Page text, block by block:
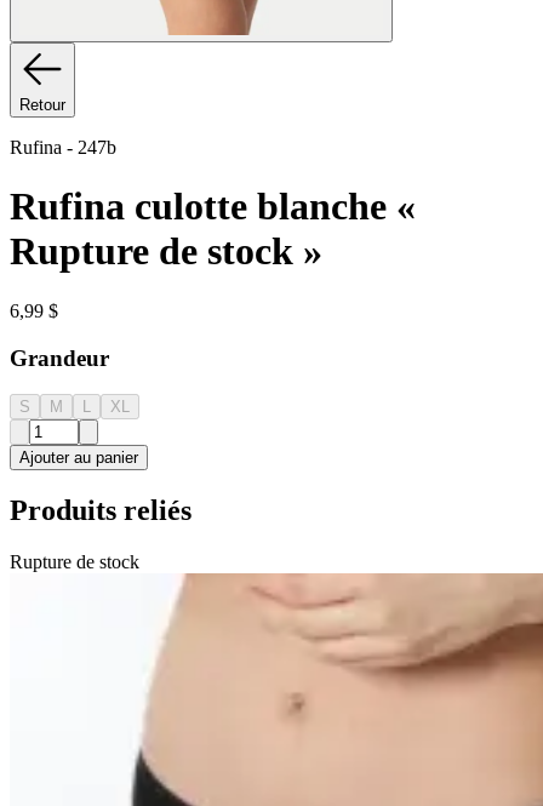
Retour
Rufina - 247b
Rufina culotte blanche «
Rupture de stock »
6,99 $
Grandeur
S M L XL
Ajouter au panier
Produits reliés
Rupture de stock